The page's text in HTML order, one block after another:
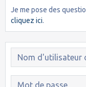
Je me pose des
cliquez ici.